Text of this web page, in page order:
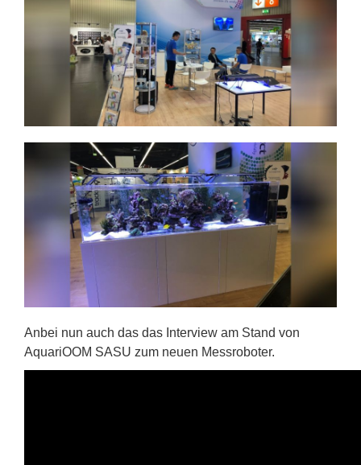
Anbei nun auch das das Interview am Stand von
AquariOOM SASU zum neuen Messroboter.